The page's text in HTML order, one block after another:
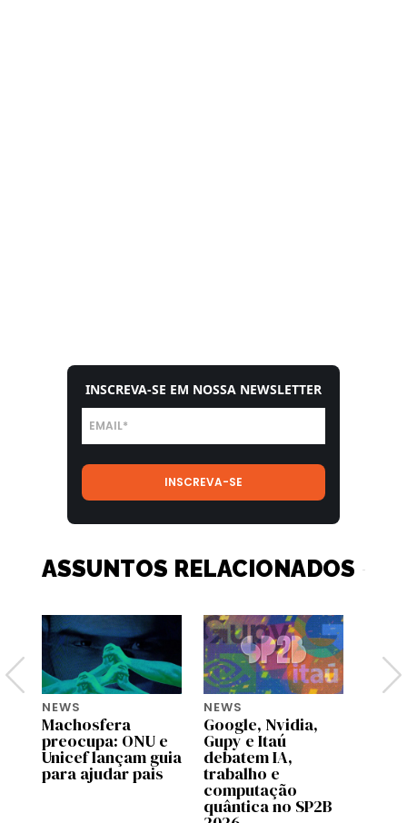
INSCREVA-SE EM NOSSA NEWSLETTER
ASSUNTOS RELACIONADOS
NEWS
Machosfera
preocupa: ONU e
Unicef lançam guia
para ajudar pais
NEWS
Google, Nvidia,
Gupy e Itaú
debatem IA,
trabalho e
computação
quântica no SP2B